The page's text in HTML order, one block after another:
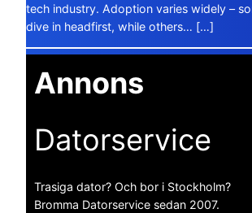
tech industry. Adoption varies widely –
dive in headfirst, while others… […]
Annons
Datorservice
Trasiga dator? Och bor i Stockholm?
Bromma Datorservice sedan 2007.